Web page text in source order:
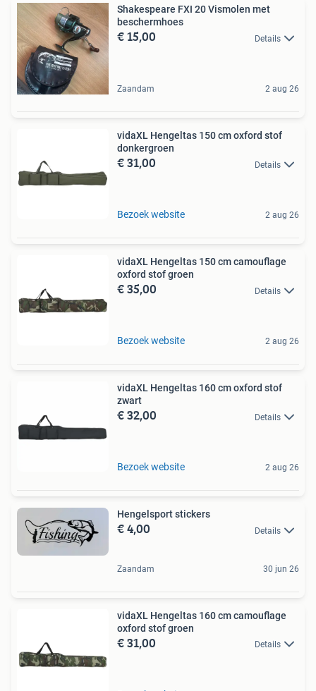
Shakespeare FXI 20 Vismolen met
beschermhoes
€ 15,00 Details
Zaandam 2 aug 26
vidaXL Hengeltas 150 cm oxford stof
donkergroen
€ 31,00 Details
Bezoek website 2 aug 26
vidaXL Hengeltas 150 cm camouflage
oxford stof groen
€ 35,00 Details
Bezoek website 2 aug 26
vidaXL Hengeltas 160 cm oxford stof
zwart
€ 32,00 Details
Bezoek website 2 aug 26
Hengelsport stickers
€ 4,00 Details
Zaandam 30 jun 26
vidaXL Hengeltas 160 cm camouflage
oxford stof groen
€ 31,00 Details